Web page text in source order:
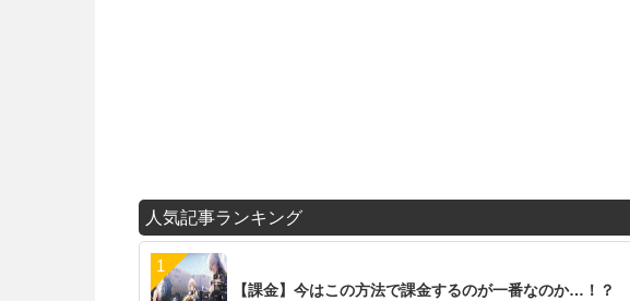
人気記事ランキング
【課金】今はこの方法で課金するのが一番なのか…！？